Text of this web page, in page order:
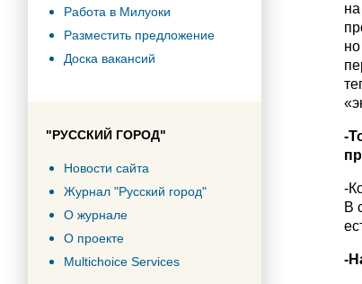
Работа в Милуоки
Разместить предложение
Доска вакансий
"РУССКИЙ ГОРОД"
Новости сайта
Журнал "Русский город"
О журнале
О проекте
Multichoice Services
-
-
В
-